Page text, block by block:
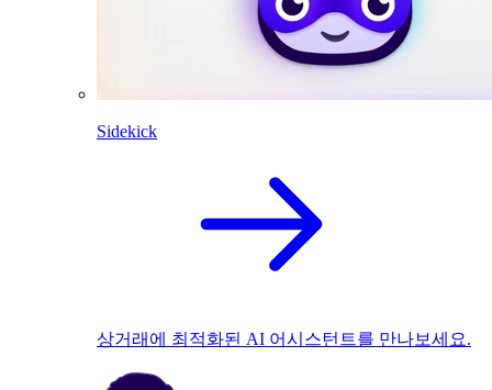
Sidekick
상거래에 최적화된 AI 어시스턴트를 만나보세요.